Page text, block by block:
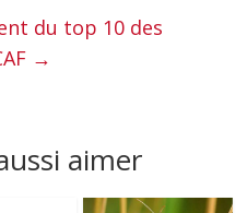
du top 10 des
→
aimer